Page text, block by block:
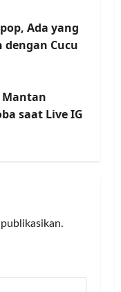
Ada yang
dengan Cucu
Mantan
saat Live IG